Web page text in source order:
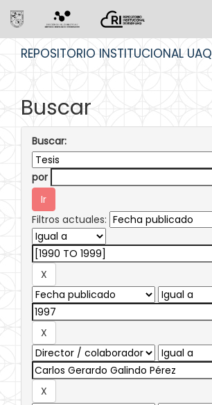
REPOSITORIO INSTITUCIONAL UAQ
Buscar
Buscar:
por
Filtros actuales: